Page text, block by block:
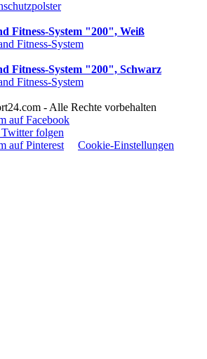
Fitness-System "200", Weiß
Fitness-System "200", Schwarz
- Alle Rechte vorbehalten
Cookie-Einstellungen